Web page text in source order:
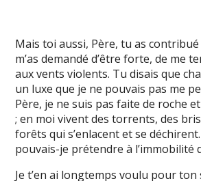
Mais toi aussi, Père, tu as contribué
m’as demandé d’être forte, de me
aux vents violents. Tu disais que
un luxe que je ne pouvais pas me
Père, je ne suis pas faite de roche
; en moi vivent des torrents, des
forêts qui s’enlacent et se
pouvais-je prétendre à l’immobilité
Je t’en ai longtemps voulu pour ton